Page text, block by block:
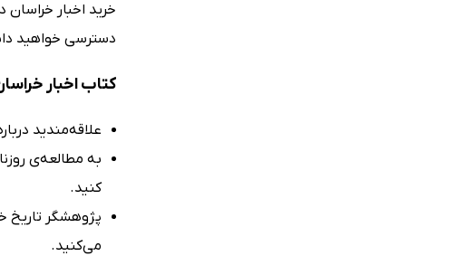
خرید اخبار
دسترسی خواهید
کتاب اخبار
علاقه‌مندید
به مطالعه‌ی
کنید.
پژوهشگر تاریخ
می‌کنید.